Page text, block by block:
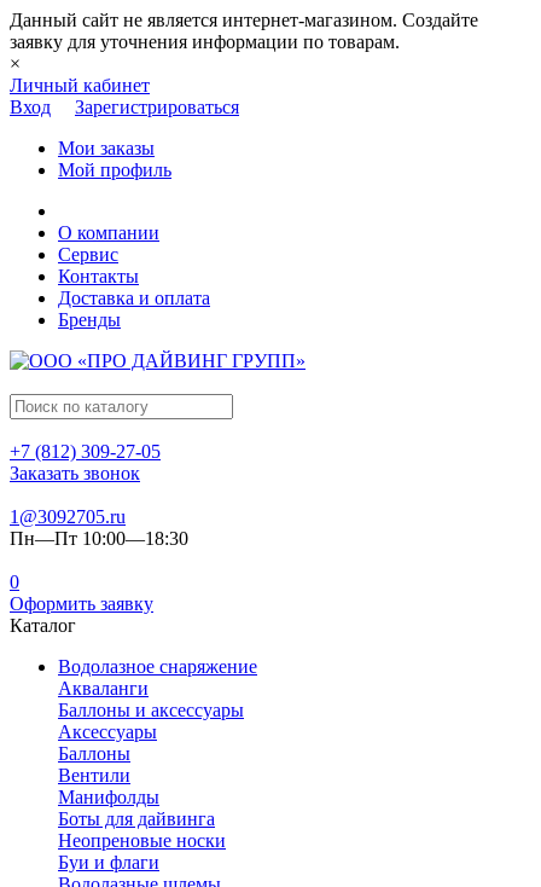
Данный сайт не является интернет-магазином. Создайте
заявку для уточнения информации по товарам.
×
Личный кабинет
Вход
Зарегистрироваться
Мои заказы
Мой профиль
О компании
Сервис
Контакты
Доставка и оплата
Бренды
+7 (812) 309-27-05
Заказать звонок
1@3092705.ru
Пн—Пт 10:00—18:30
0
Оформить заявку
Каталог
Водолазное снаряжение
Акваланги
Баллоны и аксессуары
Аксессуары
Баллоны
Вентили
Манифолды
Боты для дайвинга
Неопреновые носки
Буи и флаги